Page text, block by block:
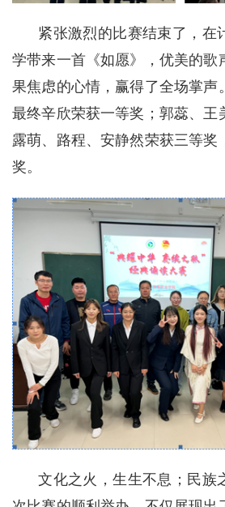
紧张激烈的比赛结束了，在
学带来一首《如愿》，优美的歌
果焦虑的心情，赢得了全场掌声
最终辛欣荣获一等奖；郭蕊、王
露萌、路程、安静然荣获三等奖
奖。
文化之火，生生不息；民族